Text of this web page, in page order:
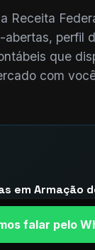
Receita
abertas, perfil
que
com
em Armação
processo
falar pelo